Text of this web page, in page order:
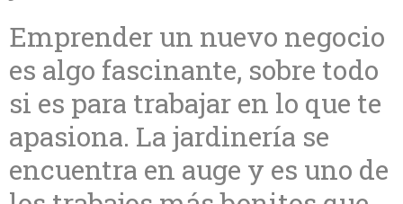
Emprender un nuevo negocio
es algo fascinante, sobre todo
si es para trabajar en lo que te
apasiona. La jardinería se
encuentra en auge y es uno de